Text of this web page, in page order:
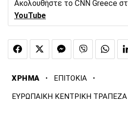
Ακολουθήστε το CNN Greece
YouTube
ΧΡΗΜΑ · ΕΠΙΤΟΚΙΑ ·
ΕΥΡΩΠΑΙΚΗ ΚΕΝΤΡΙΚΗ ΤΡΑΠΕΖΑ